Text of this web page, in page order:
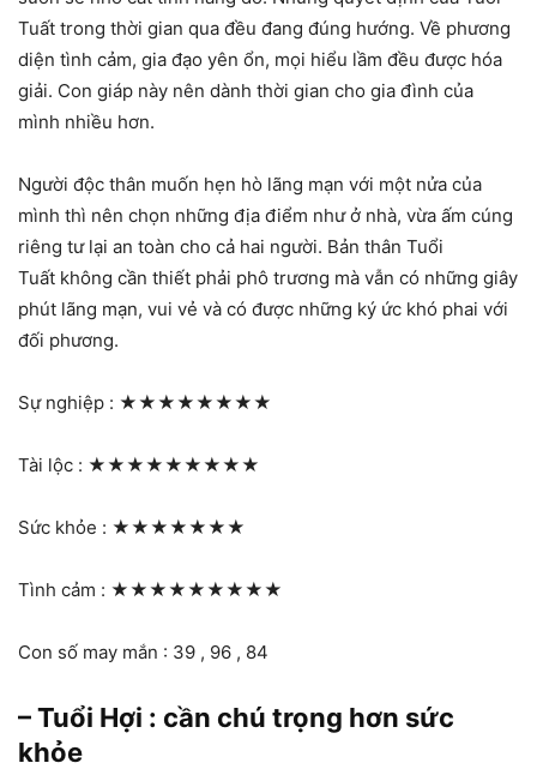
Tuất trong thời gian qua đều đang đúng hướng. Về phương
diện tình cảm, gia đạo yên ổn, mọi hiểu lầm đều được hóa
giải. Con giáp này nên dành thời gian cho gia đình của
mình nhiều hơn.
Người độc thân muốn hẹn hò lãng mạn với một nửa của
mình thì nên chọn những địa điểm như ở nhà, vừa ấm cúng
riêng tư lại an toàn cho cả hai người. Bản thân Tuổi
Tuất không cần thiết phải phô trương mà vẫn có những giây
phút lãng mạn, vui vẻ và có được những ký ức khó phai với
đối phương.
Sự nghiệp : ★★★★★★★★
Tài lộc : ★★★★★★★★★
Sức khỏe : ★★★★★★★
Tình cảm : ★★★★★★★★★
Con số may mắn : 39 , 96 , 84
– Tuổi Hợi : cần chú trọng hơn sức
khỏe